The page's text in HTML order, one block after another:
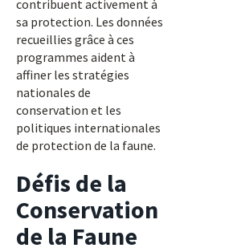
contribuent activement à
sa protection. Les données
recueillies grâce à ces
programmes aident à
affiner les stratégies
nationales de
conservation et les
politiques internationales
de protection de la faune.
Défis de la
Conservation
de la Faune